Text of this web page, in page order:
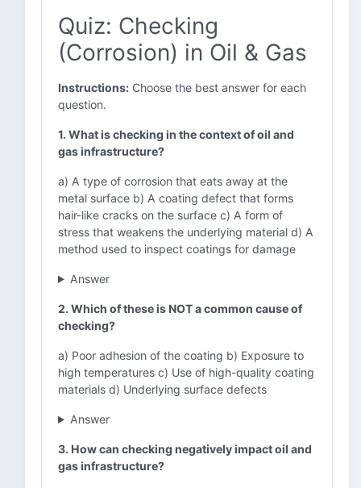
Quiz: Checking
(Corrosion) in Oil & Gas
Instructions: Choose the best answer for each
question.
1. What is checking in the context of oil and
gas infrastructure?
a) A type of corrosion that eats away at the
metal surface b) A coating defect that forms
hair-like cracks on the surface c) A form of
stress that weakens the underlying material d) A
method used to inspect coatings for damage
Answer
2. Which of these is NOT a common cause of
checking?
a) Poor adhesion of the coating b) Exposure to
high temperatures c) Use of high-quality coating
materials d) Underlying surface defects
Answer
3. How can checking negatively impact oil and
gas infrastructure?